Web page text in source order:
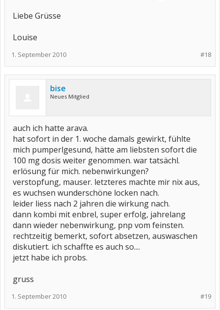
Liebe Grüsse
Louise
#18
1. September 2010
bise
Neues Mitglied
auch ich hatte arava.
hat sofort in der 1. woche damals gewirkt, fühlte
mich pumperlgesund, hätte am liebsten sofort die
100 mg dosis weiter genommen. war tatsächl.
erlösung für mich. nebenwirkungen?
verstopfung, mauser. letzteres machte mir nix aus,
es wuchsen wunderschöne locken nach.
leider liess nach 2 jahren die wirkung nach.
dann kombi mit enbrel, super erfolg, jahrelang
dann wieder nebenwirkung, pnp vom feinsten.
rechtzeitig bemerkt, sofort absetzen, auswaschen
diskutiert. ich schaffte es auch so....
jetzt habe ich probs.
gruss
#19
1. September 2010